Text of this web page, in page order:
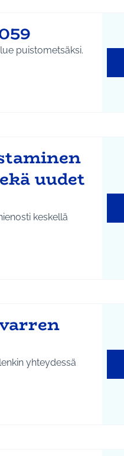
puistometsäksi.
uudet
keskellä
yhteydessä